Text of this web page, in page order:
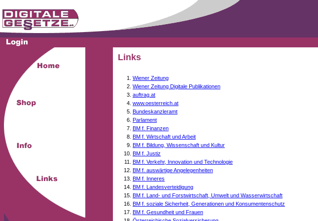
Links
Wiener Zeitung
Wiener Zeitung Digitale Publikationen
auftrag.at
www.oesterreich.at
Bundeskanzleramt
Parlament
BM f. Finanzen
BM f. Wirtschaft und Arbeit
BM f. Bildung, Wissenschaft und Kultur
BM f. Justiz
BM f. Verkehr, Innovation und Technologie
BM f. auswärtige Angelegenheiten
BM f. Inneres
BM f. Landesverteidigung
BM f. Land- und Forstwirtschaft, Umwelt und Wasserwirtschaft
BM f. soziale Sicherheit, Generationen und Konsumentenschutz
BM f. Gesundheit und Frauen